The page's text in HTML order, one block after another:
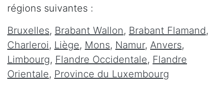
régions suivantes :
Bruxelles, Brabant Wallon, Brabant Flamand,
Charleroi, Liège, Mons, Namur, Anvers,
Limbourg, Flandre Occidentale, Flandre
Orientale, Province du Luxembourg